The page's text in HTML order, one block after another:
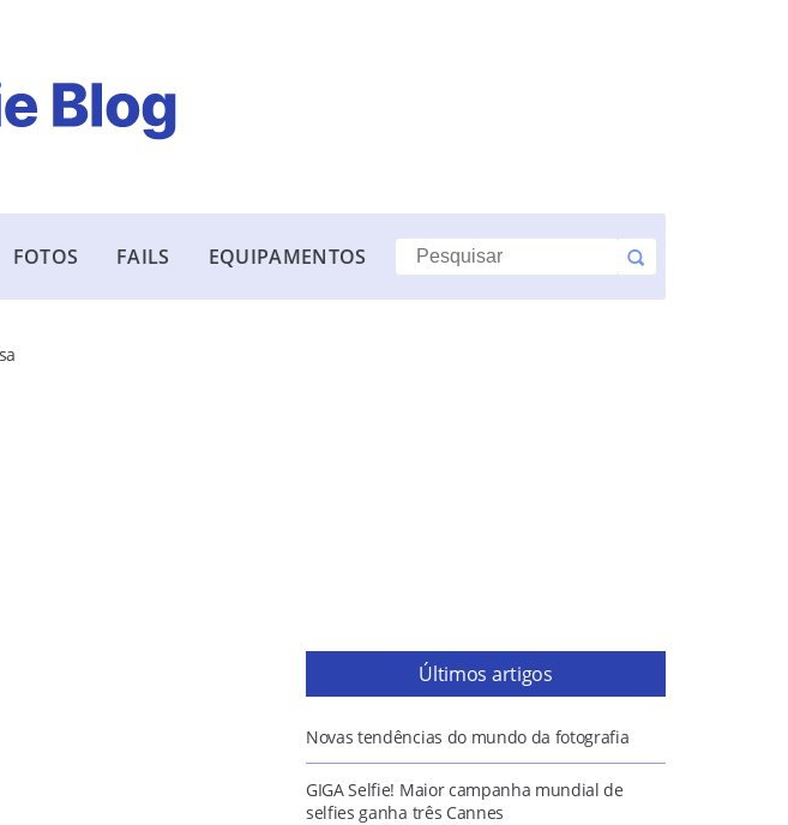
FOTOS FAILS EQUIPAMENTOS
Últimos artigos
Novas tendências do mundo da fotografia
GIGA Selfie! Maior campanha mundial de
selfies ganha três Cannes